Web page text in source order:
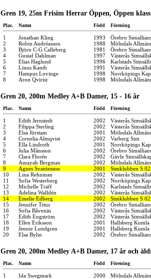
Gren 19, 25m Frisim Herrar Öppen, Öppen
Plac. Namn Född Förening
1 Jonathan Kling 1993
Örebro
2
Robin Andréasson 1988
Mölndals
3
Björn C-G Calleberg 1981
Örebro
4
Gustaf Dahlman 1997
Västerås
5
Elias Haglund 1996
Karlstads
6
Linus Kanth 1991
Västerås
7
Hampus Lovinge 1998
Norrköpings
8
Aron Qvirist 1998 Mölndals
Gren 20, 200m Medley A+B Damer, 15 - 16 år
Plac. Namn Född Förening
1 Edith Jernstedt 2002
Västerås
2
Filippa Sterling 2002
Västerås
3
Elsa Jörstam 2001
Mölndals
4
Cornelia Almqvist 2002
Varberg Sim
5
Ella Lindroth 2001
Norrköpings
6
Julia Månsson 2002
Örebro
7
Clara Florén 2002
Gävle
8
Amayah Bergman 2002
Mölndals
9
Agnes Svantesson 2001
Simklubben S 02
10
Lina Rehnman 2002
Västerås
11
Sofia Westerberg 2002
Norrköpings
12
Michelle Träff 2002
Karlstads
13
Adelina Walldén 2002
Västerås
14
Emelie Edberg 2002
Simklubben S 02
15
Jennifer Titus 2002
Örebro
16
Sofia Båvenäs 2002
Västerås
17
Edith Engström 2002
Västerås
18
Ellen Eriksson 2001
Hallsberg
19
Jennie Lundgren 2001
Hallsberg
20
Elsa Bylin 2002 Örebro
Gren 20, 200m Medley A+B Damer, 17 år och
Plac. Namn Född Förening
1 Ida Swegmark 2000
Mölndals